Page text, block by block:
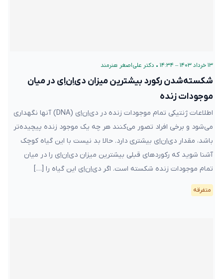
۱۳ خرداد ۱۴۰۳ – ۱۴:۳۴ • دکتر علی‌اصغر هنرمند
شکسته‌شدن رکورد بیشترین میزان دی‌اِن‌اِی در میان
موجودات زنده
اطلاعات ژنتیکی تمام موجودات زنده در دی‌اِن‌اِی (DNA) آنها نگهداری
می‌شود و برخی افراد تصور می‌کنند هر چه یک موجود زنده پیچیده‌تر
باشد، مقدار دی‌اِن‌اِی بیشتری دارد. حالا بد نیست با این گیاه کوچک
آشنا شوید که رکوردهای قبلی بیشترین میزان دی‌اِن‌اِی را در میان
تمام موجودات زنده شکسته است. اگر دی‌اِن‌اِی این گیاه را […]
متفرقه